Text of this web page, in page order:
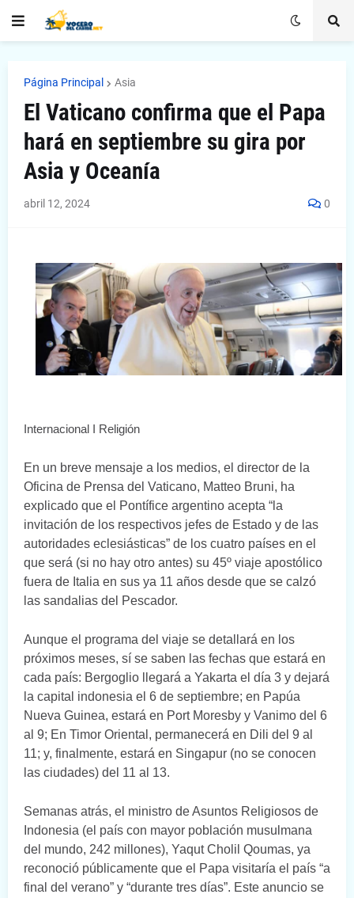
Página Principal Asia
El Vaticano confirma que el Papa
hará en septiembre su gira por
Asia y Oceanía
abril 12, 2024 0
Internacional I Religión
En un breve mensaje a los medios, el director de la
Oficina de Prensa del Vaticano, Matteo Bruni, ha
explicado que el Pontífice argentino acepta “la
invitación de los respectivos jefes de Estado y de las
autoridades eclesiásticas” de los cuatro países en el
que será (si no hay otro antes) su 45º viaje apostólico
fuera de Italia en sus ya 11 años desde que se calzó
las sandalias del Pescador.
Aunque el programa del viaje se detallará en los
próximos meses, sí se saben las fechas que estará en
cada país: Bergoglio llegará a Yakarta el día 3 y dejará
la capital indonesia el 6 de septiembre; en Papúa
Nueva Guinea, estará en Port Moresby y Vanimo del 6
al 9; En Timor Oriental, permanecerá en Dili del 9 al
11; y, finalmente, estará en Singapur (no se conocen
las ciudades) del 11 al 13.
Semanas atrás, el ministro de Asuntos Religiosos de
Indonesia (el país con mayor población musulmana
del mundo, 242 millones), Yaqut Cholil Qoumas, ya
reconoció públicamente que el Papa visitaría el país “a
final del verano” y “durante tres días”. Este anuncio se